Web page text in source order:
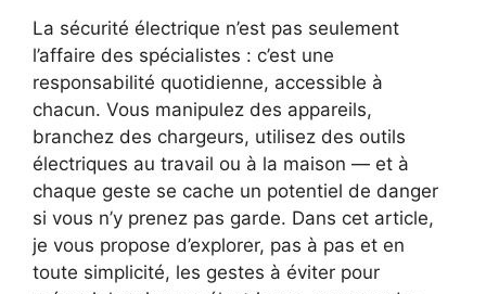
La sécurité électrique n’est pas seulement
l’affaire des spécialistes : c’est une
responsabilité quotidienne, accessible à
chacun. Vous manipulez des appareils,
branchez des chargeurs, utilisez des outils
électriques au travail ou à la maison — et à
chaque geste se cache un potentiel de danger
si vous n’y prenez pas garde. Dans cet article,
je vous propose d’explorer, pas à pas et en
toute simplicité, les gestes à éviter pour